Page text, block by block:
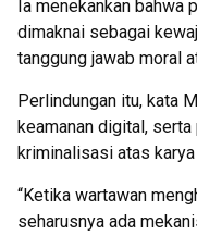
Ia menekankan bahwa
dimaknai sebagai
tanggung jawab moral
Perlindungan itu, kata
keamanan digital,
kriminalisasi atas
“Ketika wartawan
seharusnya ada